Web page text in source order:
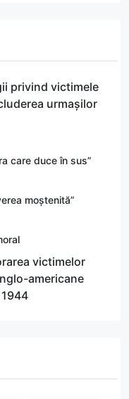
privind victimele
urmașilor
care duce în sus”
moștenită”
victimelor
americane